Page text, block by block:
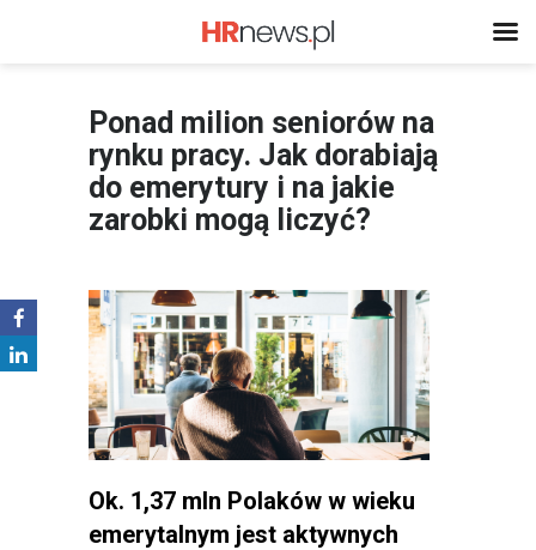
Ponad milion seniorów na
rynku pracy. Jak dorabiają
do emerytury i na jakie
zarobki mogą liczyć?
Ok. 1,37 mln Polaków w wieku
emerytalnym jest aktywnych